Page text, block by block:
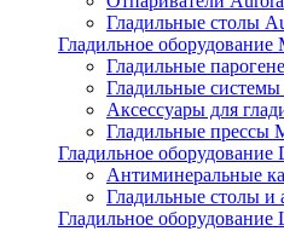
Гладильные столы
Гладильное оборудование
Гладильные
Гладильные
Аксессуары для
Гладильные прессы
Гладильное оборудование
Антиминеральные
Гладильные столы и
Гладильное оборудование